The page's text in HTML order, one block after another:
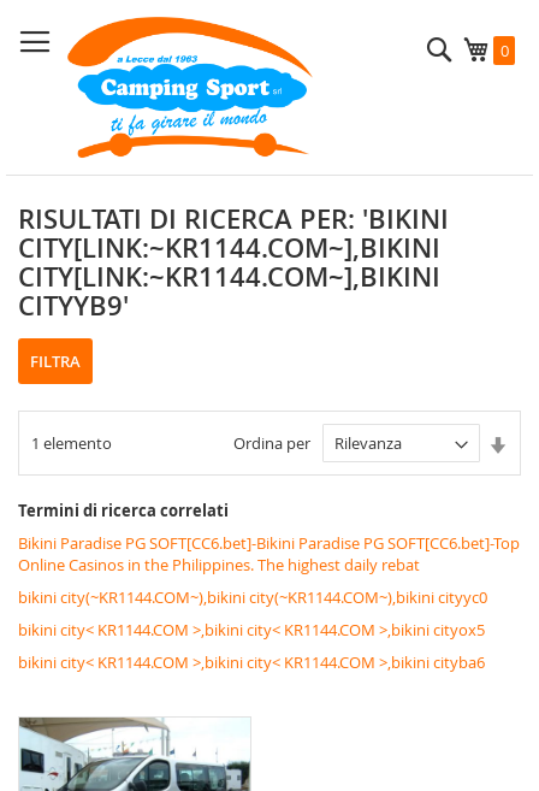
al
contenuto
0
Cerca
RISULTATI DI RICERCA PER: 'BIKINI
CITY[LINK:~KR1144.COM~],BIKINI
CITY[LINK:~KR1144.COM~],BIKINI
CITYYB9'
1 elemento Ordina per
Termini di ricerca correlati
Bikini Paradise PG SOFT[CC6.bet]-Bikini Paradise PG SOFT[CC6.bet]-Top
Online Casinos in the Philippines. The highest daily rebat
bikini city(~KR1144.COM~),bikini city(~KR1144.COM~),bikini cityyc0
bikini city< KR1144.COM >,bikini city< KR1144.COM >,bikini cityox5
bikini city< KR1144.COM >,bikini city< KR1144.COM >,bikini cityba6
FILTRA